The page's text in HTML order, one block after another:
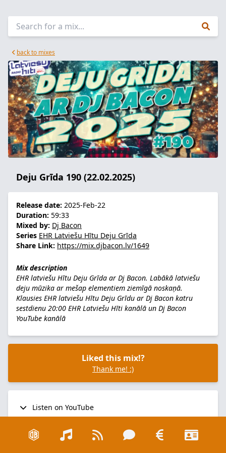
back to mixes
Deju Grīda 190 (22.02.2025)
Release date: 2025-Feb-22
Duration: 59:33
Mixed by: Dj Bacon
Series EHR Latviešu Hītu Deju Grīda
Share Link: https://mix.djbacon.lv/1649
Mix description
EHR latviešu Hītu Deju Grīda ar Dj Bacon. Labākā latviešu
deju mūzika ar mešap elementiem ziemīgā noskaņā.
Klausies EHR latviešu Hītu Deju Grīdu ar Dj Bacon katru
sestdienu 20:00 EHR Latviešu Hīti kanālā un Dj Bacon
YouTube kanālā
Liked this mix!?
Thank me! :)
Listen on YouTube